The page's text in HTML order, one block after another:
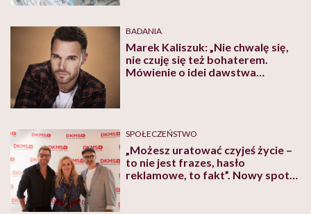
BADANIA
Marek Kaliszuk: „Nie chwalę się,
nie czuję się też bohaterem.
Mówienie o idei dawstwa
SPOŁECZEŃSTWO
„Możesz uratować czyjeś życie –
to nie jest frazes, hasło
reklamowe, to fakt”. Nowy spot